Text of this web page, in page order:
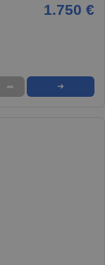
1.750 €
➦ ➜